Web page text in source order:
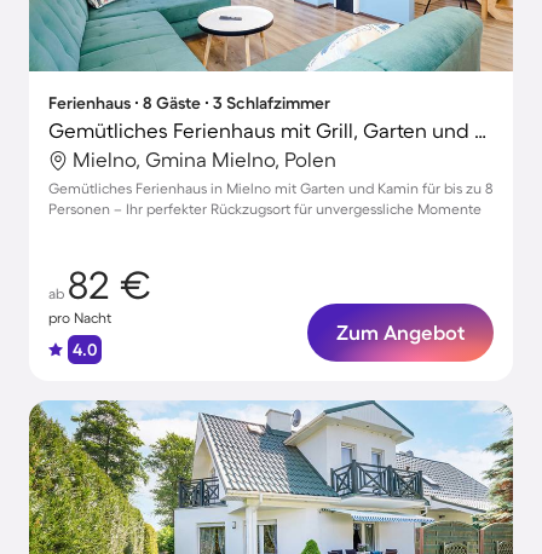
Ferienhaus ∙ 8 Gäste ∙ 3 Schlafzimmer
Gemütliches Ferienhaus mit Grill, Garten und Terrasse | Haustiere sind willkommen
Mielno, Gmina Mielno, Polen
Gemütliches Ferienhaus in Mielno mit Garten und Kamin für bis zu 8
Personen – Ihr perfekter Rückzugsort für unvergessliche Momente
ab 82 €
pro Nacht
4.0
Zum Angebot